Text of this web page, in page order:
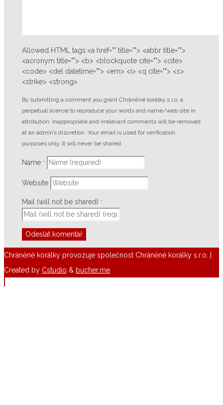
Allowed HTML tags:<a href="" title=""> <abbr title="">
<acronym title=""> <b> <blockquote cite=""> <cite>
<code> <del datetime=""> <em> <i> <q cite=""> <s>
<strike> <strong>
By submitting a comment you grant Chráněné korálky s.r.o. a
perpetual license to reproduce your words and name/web site in
attribution. Inappropriate and irrelevant comments will be removed
at an admin’s discretion. Your email is used for verification
purposes only, it will never be shared.
Name *
Website
Mail (will not be shared) *
Chráněné korálky provozuje společnost Chráněné korálky s.r.o. |
Created by Cstudio & bucher.me